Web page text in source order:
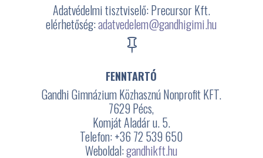
Adatvédelmi tisztviselő: Precursor Kft.
elérhetőség:adatvedelem@gandhigimi.hu

FENNTARTÓ
Gandhi Gimnázium Közhasznú Nonprofit KFT.
7629 Pécs,
Komját Aladár u. 5.
Telefon: +36 72 539 650
Weboldal:gandhikft.hu